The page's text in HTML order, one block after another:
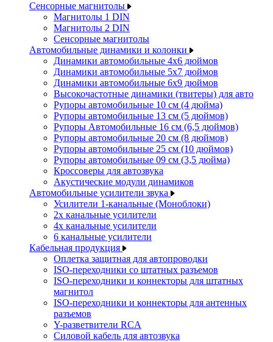
Сенсорные магнитолы
Магнитолы 1 DIN
Магнитолы 2 DIN
Сенсорные магнитолы
Автомобильные динамики и колонки
Динамики автомобильные 4x6 дюймов
Динамики автомобильные 5x7 дюймов
Динамики автомобильные 6x9 дюймов
Высокочастотные динамики (твитеры) для авто
Рупоры автомобильные 10 см (4 дюйма)
Рупоры автомобильные 13 см (5 дюймов)
Рупоры Автомобильные 16 см (6,5 дюймов)
Рупоры автомобильные 20 см (8 дюймов)
Рупоры автомобильные 25 см (10 дюймов)
Рупоры автомобильные 09 см (3,5 дюйма)
Кроссоверы для автозвука
Акустические модули динамиков
Автомобильные усилители звука
Усилители 1-канальные (Моноблоки)
2х канальные усилители
4х канальные усилители
6 канальные усилители
Кабельная продукция
Оплетка защитная для автопроводки
ISO-переходники со штатных разъемов
ISO-переходники и коннекторы для штатных
магнитол
ISO-переходники и коннекторы для антенных
разъемов
Y-разветвители RCA
Силовой кабель для автозвука